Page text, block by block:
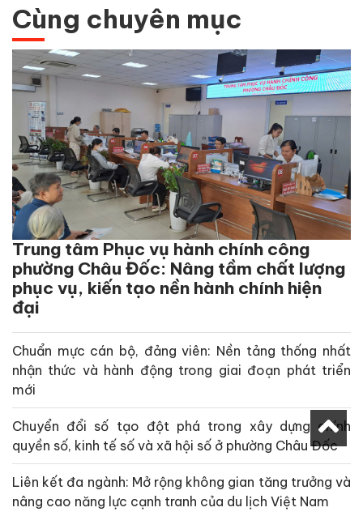
Cùng chuyên mục
Trung tâm Phục vụ hành chính công
phường Châu Đốc: Nâng tầm chất lượng
phục vụ, kiến tạo nền hành chính hiện
đại
Chuẩn mực cán bộ, đảng viên: Nền tảng thống nhất
nhận thức và hành động trong giai đoạn phát triển
mới
Chuyển đổi số tạo đột phá trong xây dựng chính
quyền số, kinh tế số và xã hội số ở phường Châu Đốc
Liên kết đa ngành: Mở rộng không gian tăng trưởng và
nâng cao năng lực cạnh tranh của du lịch Việt Nam